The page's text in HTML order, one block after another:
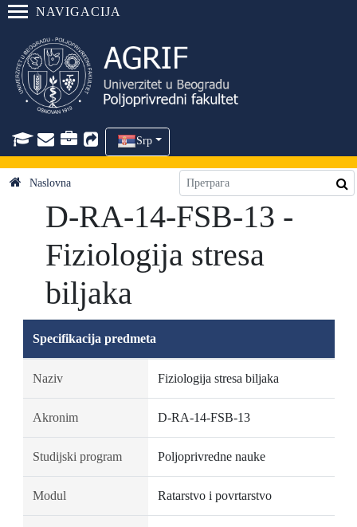
NAVIGACIJA
Srp
Naslovna
D-RA-14-FSB-13 -
Fiziologija stresa
biljaka
Specifikacija predmeta
Naziv Fiziologija stresa biljaka
Akronim D-RA-14-FSB-13
Studijski program Poljoprivredne nauke
Modul Ratarstvo i povrtarstvo